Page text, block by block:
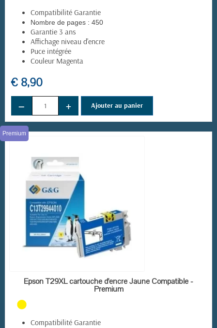
Compatibilité Garantie
Nombre de pages : 450
Garantie 3 ans
Affichage niveau d'encre
Puce intégrée
Couleur Magenta
€ 8,90
− + Ajouter au panier
EN STOCK
Premium
Epson T29XL cartouche d'encre Jaune Compatible -
Premium
Compatibilité Garantie